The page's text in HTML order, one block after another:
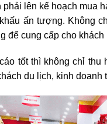
phải lên kế hoạch mua
ấn tượng. Không
để cung cấp cho khách
tốt thì không chỉ
du lịch, kinh